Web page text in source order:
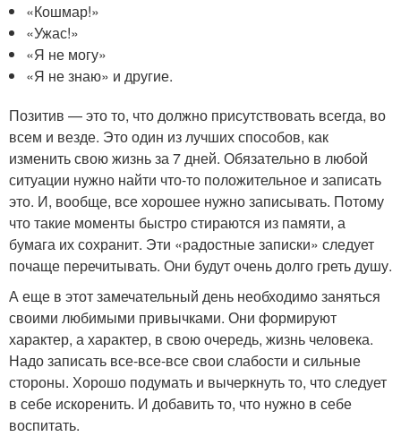
«Кошмар!»
«Ужас!»
«Я не могу»
«Я не знаю» и другие.
Позитив — это то, что должно присутствовать всегда, во
всем и везде. Это один из лучших способов, как
изменить свою жизнь за 7 дней. Обязательно в любой
ситуации нужно найти что-то положительное и записать
это. И, вообще, все хорошее нужно записывать. Потому
что такие моменты быстро стираются из памяти, а
бумага их сохранит. Эти «радостные записки» следует
почаще перечитывать. Они будут очень долго греть душу.
А еще в этот замечательный день необходимо заняться
своими любимыми привычками. Они формируют
характер, а характер, в свою очередь, жизнь человека.
Надо записать все-все-все свои слабости и сильные
стороны. Хорошо подумать и вычеркнуть то, что следует
в себе искоренить. И добавить то, что нужно в себе
воспитать.